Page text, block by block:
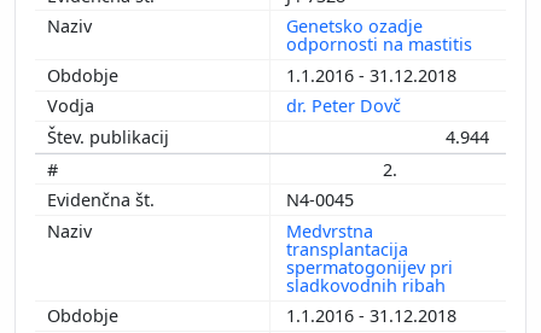
Genetsko ozadje
odpornosti na mastitis
1.1.2016 - 31.12.2018
dr. Peter Dovč
4.944
2.
N4-0045
Medvrstna
transplantacija
spermatogonijev pri
sladkovodnih ribah
1.1.2016 - 31.12.2018